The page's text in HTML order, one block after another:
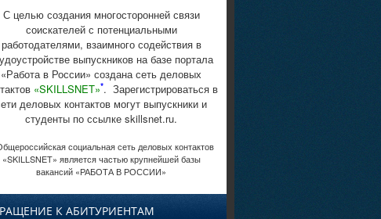
С целью создания многосторонней связи
соискателей с потенциальными
работодателями, взаимного содействия в
выпускников на базе портала
«Работа в России» создана сеть деловых
«SKILLSNET»*. Зарегистрироваться в
деловых контактов могут выпускники и
студенты по ссылке skillsnet.ru.
социальная сеть деловых контактов
«SKILLSNET» является частью крупнейшей базы
вакансий «РАБОТА В РОССИИ»
К АБИТУРИЕНТАМ